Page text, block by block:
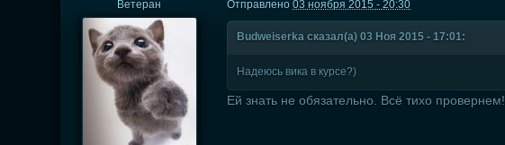
Ветеран Отправлено03 ноября 2015 - 20:30
Вudweisеrkа сказал(а) 03 Ноя 2015 - 17:01:
Надеюсь вика в курсе?)
Ей знать не обязательно. Всё тихо провернем!